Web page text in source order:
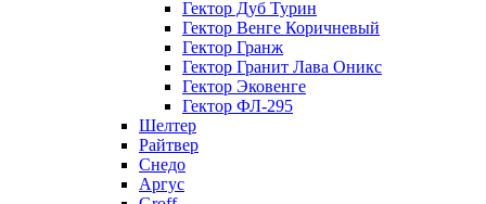
Гектор Дуб Турин
Гектор Венге Коричневый
Гектор Гранж
Гектор Гранит Лава Оникс
Гектор Эковенге
Гектор ФЛ-295
Шелтер
Райтвер
Снедо
Аргус